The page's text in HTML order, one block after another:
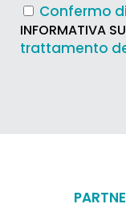
Confermo
INFORMATIVA
trattamento